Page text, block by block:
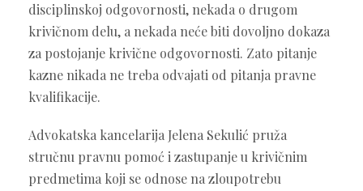
disciplinskoj odgovornosti, nekada o drugom
krivičnom delu, a nekada neće biti dovoljno dokaza
za postojanje krivične odgovornosti. Zato pitanje
kazne nikada ne treba odvajati od pitanja pravne
kvalifikacije.
Advokatska kancelarija Jelena Sekulić pruža
stručnu pravnu pomoć i zastupanje u krivičnim
predmetima koji se odnose na zloupotrebu